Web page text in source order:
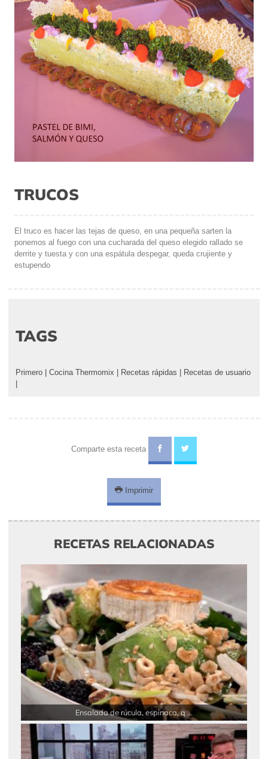
TRUCOS
El truco es hacer las tejas de queso, en una pequeña sarten la
ponemos al fuego con una cucharada del queso elegido rallado se
derrite y tuesta y con una espátula despegar, queda crujiente y
estupendo
TAGS
Primero Cocina Thermomix Recetas rápidas
Recetas de usuario
Comparte esta receta
Imprimir
RECETAS RELACIONADAS
Ensalada de rúcula, espinaca, q ...